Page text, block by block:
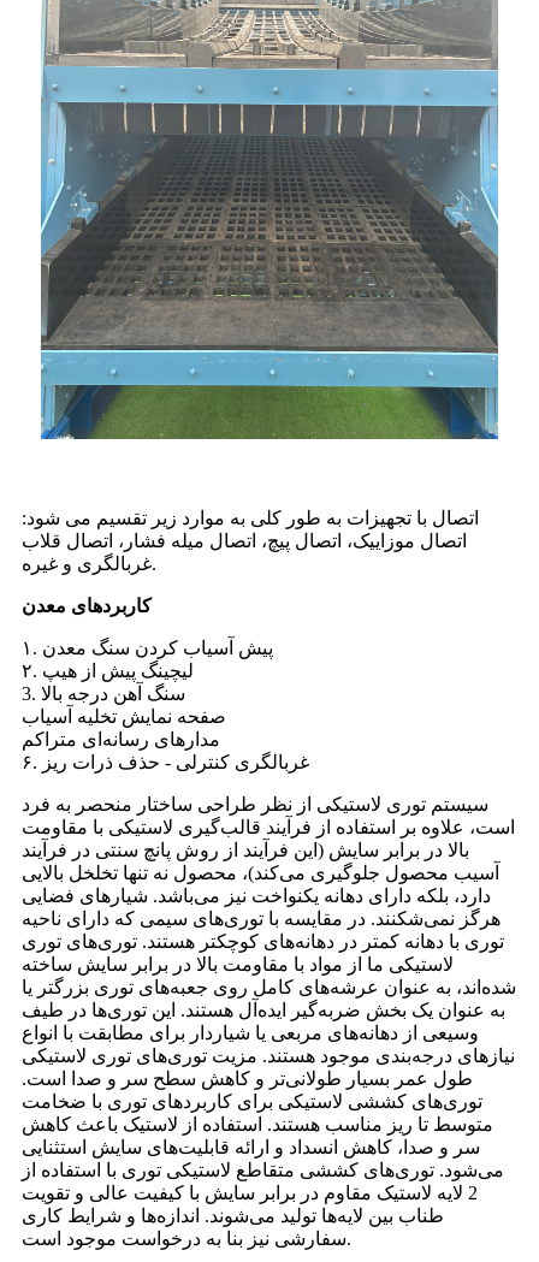
اتصال با تجهیزات به طور کلی به موارد زیر تقسیم می شود:
اتصال موزاییک، اتصال پیچ، اتصال میله فشار، اتصال قلاب
غربالگری و غیره.
کاربردهای معدن
۱. پیش آسیاب کردن سنگ معدن
۲. لیچینگ پیش از هیپ
3. سنگ آهن درجه بالا
صفحه نمایش تخلیه آسیاب
مدارهای رسانه‌ای متراکم
۶. غربالگری کنترلی - حذف ذرات ریز
سیستم توری لاستیکی از نظر طراحی ساختار منحصر به فرد
است، علاوه بر استفاده از فرآیند قالب‌گیری لاستیکی با مقاومت
بالا در برابر سایش (این فرآیند از روش پانچ سنتی در فرآیند
آسیب محصول جلوگیری می‌کند)، محصول نه تنها تخلخل بالایی
دارد، بلکه دارای دهانه یکنواخت نیز می‌باشد. شیارهای فضایی
هرگز نمی‌شکنند. در مقایسه با توری‌های سیمی که دارای ناحیه
توری با دهانه کمتر در دهانه‌های کوچکتر هستند. توری‌های توری
لاستیکی ما از مواد با مقاومت بالا در برابر سایش ساخته
شده‌اند، به عنوان عرشه‌های کامل روی جعبه‌های توری بزرگتر یا
به عنوان یک بخش ضربه‌گیر ایده‌آل هستند. این توری‌ها در طیف
وسیعی از دهانه‌های مربعی یا شیاردار برای مطابقت با انواع
نیازهای درجه‌بندی موجود هستند. مزیت توری‌های توری لاستیکی
طول عمر بسیار طولانی‌تر و کاهش سطح سر و صدا است.
توری‌های کششی لاستیکی برای کاربردهای توری با ضخامت
متوسط ​​تا ریز مناسب هستند. استفاده از لاستیک باعث کاهش
سر و صدا، کاهش انسداد و ارائه قابلیت‌های سایش استثنایی
می‌شود. توری‌های کششی متقاطع لاستیکی توری با استفاده از
2 لایه لاستیک مقاوم در برابر سایش با کیفیت عالی و تقویت
طناب بین لایه‌ها تولید می‌شوند. اندازه‌ها و شرایط کاری
سفارشی نیز بنا به درخواست موجود است.